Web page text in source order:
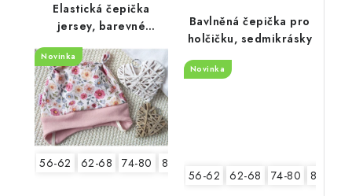
Elastická čepička
jersey, barevné
květinky
Novinka
56-62 62-68 74-80 80-86
Bavlněná čepička pro
holčičku, sedmikrásky
Novinka
56-62 62-68 74-80 80-86